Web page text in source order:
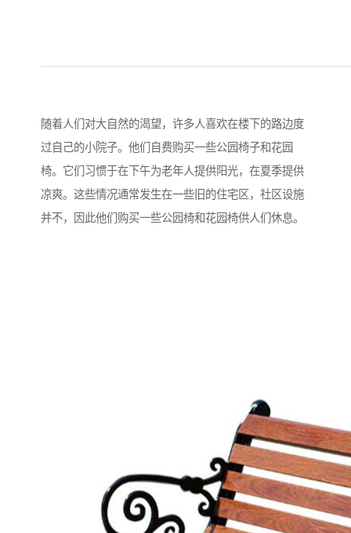
随着人们对大自然的渴望，许多人喜欢在楼下的路边度
过自己的小院子。他们自费购买一些公园椅子和花园
椅。它们习惯于在下午为老年人提供阳光，在夏季提供
凉爽。这些情况通常发生在一些旧的住宅区，社区设施
并不，因此他们购买一些公园椅和花园椅供人们休息。